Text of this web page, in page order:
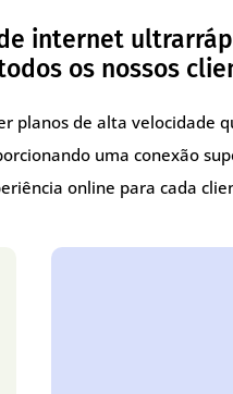
internet
os nossos
planos de alta velocidade
uma conexão
online para cada